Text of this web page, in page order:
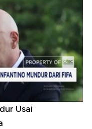
Usai